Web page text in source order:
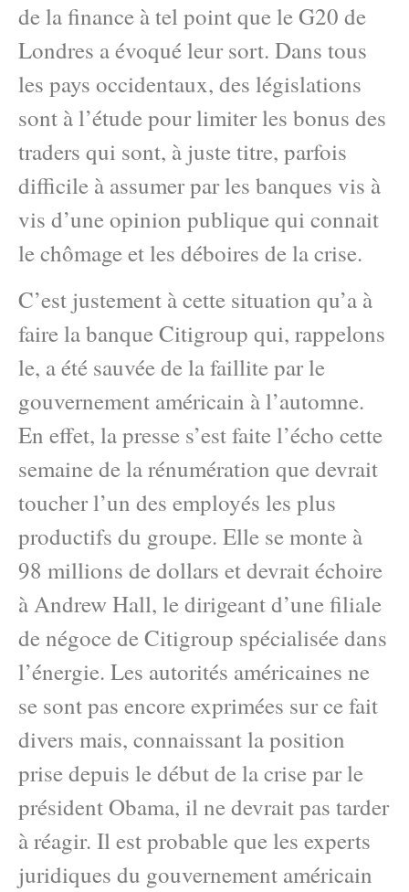
de la finance à tel point que le G20 de
Londres a évoqué leur sort. Dans tous
les pays occidentaux, des législations
sont à l’étude pour limiter les bonus des
traders qui sont, à juste titre, parfois
difficile à assumer par les banques vis à
vis d’une opinion publique qui connait
le chômage et les déboires de la crise.
C’est justement à cette situation qu’a à
faire la banque Citigroup qui, rappelons
le, a été sauvée de la faillite par le
gouvernement américain à l’automne.
En effet, la presse s’est faite l’écho cette
semaine de la rénumération que devrait
toucher l’un des employés les plus
productifs du groupe. Elle se monte à
98 millions de dollars et devrait échoire
à Andrew Hall, le dirigeant d’une filiale
de négoce de Citigroup spécialisée dans
l’énergie. Les autorités américaines ne
se sont pas encore exprimées sur ce fait
divers mais, connaissant la position
prise depuis le début de la crise par le
président Obama, il ne devrait pas tarder
à réagir. Il est probable que les experts
juridiques du gouvernement américain